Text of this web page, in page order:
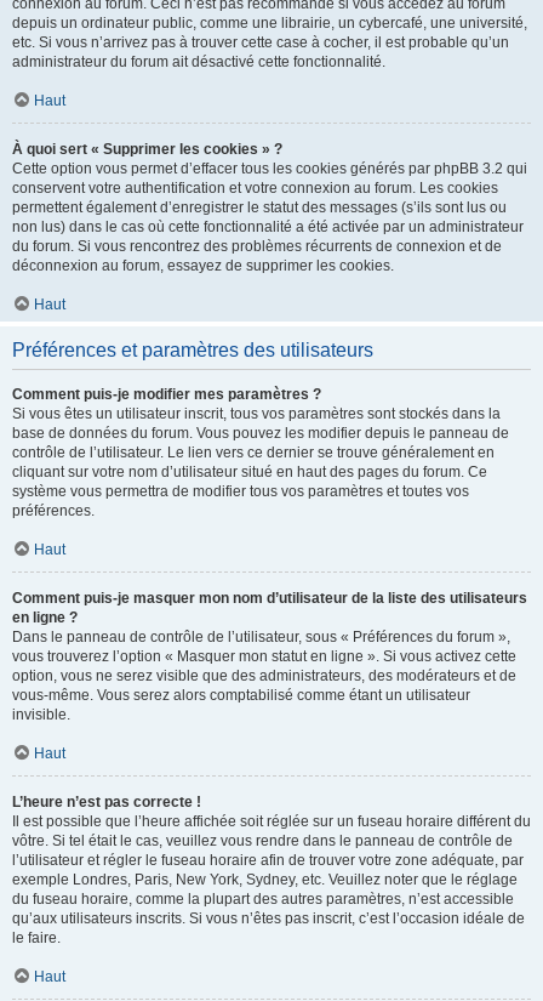
connexion au forum. Ceci n’est pas recommandé si vous accédez au forum
depuis un ordinateur public, comme une librairie, un cybercafé, une université,
etc. Si vous n’arrivez pas à trouver cette case à cocher, il est probable qu’un
administrateur du forum ait désactivé cette fonctionnalité.
Haut
À quoi sert « Supprimer les cookies » ?
Cette option vous permet d’effacer tous les cookies générés par phpBB 3.2 qui
conservent votre authentification et votre connexion au forum. Les cookies
permettent également d’enregistrer le statut des messages (s’ils sont lus ou
non lus) dans le cas où cette fonctionnalité a été activée par un administrateur
du forum. Si vous rencontrez des problèmes récurrents de connexion et de
déconnexion au forum, essayez de supprimer les cookies.
Haut
Préférences et paramètres des utilisateurs
Comment puis-je modifier mes paramètres ?
Si vous êtes un utilisateur inscrit, tous vos paramètres sont stockés dans la
base de données du forum. Vous pouvez les modifier depuis le panneau de
contrôle de l’utilisateur. Le lien vers ce dernier se trouve généralement en
cliquant sur votre nom d’utilisateur situé en haut des pages du forum. Ce
système vous permettra de modifier tous vos paramètres et toutes vos
préférences.
Haut
Comment puis-je masquer mon nom d’utilisateur de la liste des utilisateurs
en ligne ?
Dans le panneau de contrôle de l’utilisateur, sous « Préférences du forum »,
vous trouverez l’option « Masquer mon statut en ligne ». Si vous activez cette
option, vous ne serez visible que des administrateurs, des modérateurs et de
vous-même. Vous serez alors comptabilisé comme étant un utilisateur
invisible.
Haut
L’heure n’est pas correcte !
Il est possible que l’heure affichée soit réglée sur un fuseau horaire différent du
vôtre. Si tel était le cas, veuillez vous rendre dans le panneau de contrôle de
l’utilisateur et régler le fuseau horaire afin de trouver votre zone adéquate, par
exemple Londres, Paris, New York, Sydney, etc. Veuillez noter que le réglage
du fuseau horaire, comme la plupart des autres paramètres, n’est accessible
qu’aux utilisateurs inscrits. Si vous n’êtes pas inscrit, c’est l’occasion idéale de
le faire.
Haut